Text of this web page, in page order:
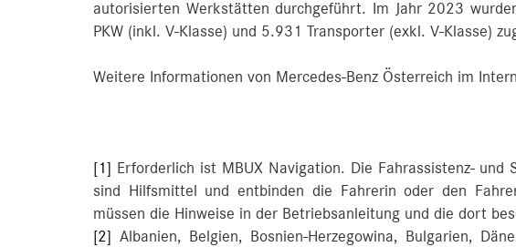
autorisierten Werkstätten durchgeführt. Im Jahr 2023
PKW (inkl. V-Klasse) und 5.931 Transporter (exkl. V-Klasse)
Weitere Informationen von Mercedes-Benz Österreich im
[1]
Erforderlich ist MBUX Navigation. Die Fahrassistenz- und
sind Hilfsmittel und entbinden die Fahrerin oder den
müssen die Hinweise in der Betriebsanleitung und die dort
[2]
Albanien, Belgien, Bosnien-Herzegowina, Bulgarien,